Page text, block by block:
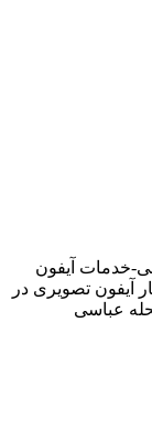
خدمات آیفون
آیفون تصویری در